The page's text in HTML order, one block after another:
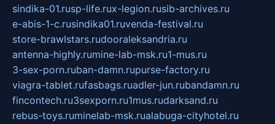
sindika-01.rusp-life.rux-legion.rusib-archives.ru
e-abis-1-c.rusindika01.ruvenda-festival.ru
store-brawlstars.rudooraleksandria.ru
antenna-highly.rumine-lab-msk.ru1-mus.ru
3-sex-porn.ruban-damn.rupurse-factory.ru
viagra-tablet.rufasbags.ruadler-jun.rubandamn.ru
fincontech.ru3sexporn.ru1mus.rudarksand.ru
rebus-toys.ruminelab-msk.rualabuga-cityhotel.ru